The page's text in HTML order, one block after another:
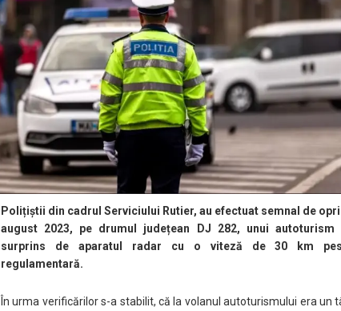
Polițiștii din cadrul Serviciului Rutier, au efectuat semnal de
august 2023, pe drumul județean DJ 282, unui
surprins de aparatul radar cu o viteză de 30 km
regulamentară.
În urma verificărilor s-a stabilit, că la volanul autoturismului era un